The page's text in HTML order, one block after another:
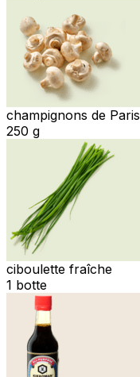
champignons de Paris
250 g
ciboulette fraîche
1 botte